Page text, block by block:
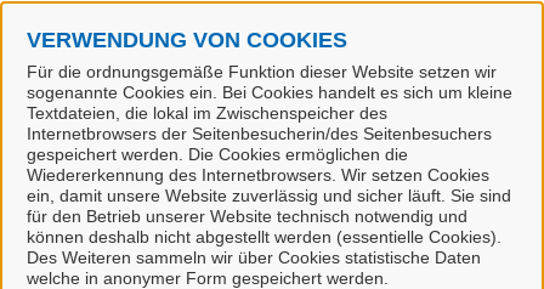
VERWENDUNG VON COOKIES
Für die ordnungsgemäße Funktion dieser Website setzen wir
sogenannte Cookies ein. Bei Cookies handelt es sich um kleine
Textdateien, die lokal im Zwischenspeicher des
Internetbrowsers der Seitenbesucherin/des Seitenbesuchers
gespeichert werden. Die Cookies ermöglichen die
Wiedererkennung des Internetbrowsers. Wir setzen Cookies
ein, damit unsere Website zuverlässig und sicher läuft. Sie sind
für den Betrieb unserer Website technisch notwendig und
können deshalb nicht abgestellt werden (essentielle Cookies).
Des Weiteren sammeln wir über Cookies statistische Daten
welche in anonymer Form gespeichert werden.
Welche Gebühren fallen an?
Welche Fristen muss ich beachten?
Bearbeitungsdauer
Rechtsgrundlage
Anträge / Formulare